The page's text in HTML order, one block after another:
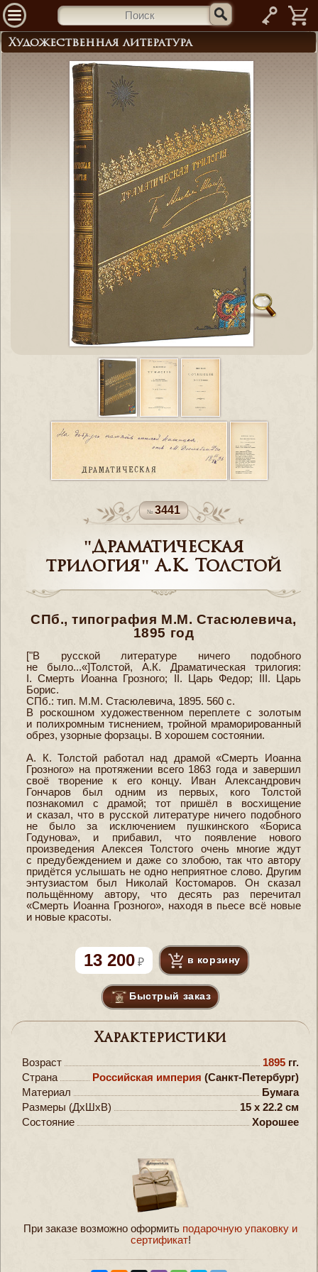
—
Художественная литература
3441
"Драматическая
трилогия" А.К. Толстой
СПб., типография М.М. Стасюлевича,
1895 год
["В русской литературе ничего подобного
не было...«]Толстой, А.К. Драматическая трилогия:
I. Смерть Иоанна Грозного; II. Царь Федор; III. Царь
Борис.
СПб.: тип. М.М. Стасюлевича, 1895. 560 с.
В роскошном художественном переплете с золотым
и полихромным тиснением, тройной мраморированный
обрез, узорные форзацы. В хорошем состоянии.
А. К. Толстой работал над драмой «Смерть Иоанна
Грозного» на протяжении всего 1863 года и завершил
своё творение к его концу. Иван Александрович
Гончаров был одним из первых, кого Толстой
познакомил с драмой; тот пришёл в восхищение
и сказал, что в русской литературе ничего подобного
не было за исключением пушкинского «Бориса
Годунова», и прибавил, что появление нового
произведения Алексея Толстого очень многие ждут
с предубеждением и даже со злобою, так что автору
придётся услышать не одно неприятное слово. Другим
энтузиастом был Николай Костомаров. Он сказал
польщённому автору, что десять раз перечитал
«Смерть Иоанна Грозного», находя в пьесе всё новые
и новые красоты.
13 200 в корзину
Быстрый заказ
Характеристики
Возраст 1895 гг.
Страна
Российская империя (Санкт-Петербург)
Материал
Бумага
Размеры (ДxШxВ)
15 x 22.2 см
Состояние
Хорошее
При заказе возможно оформить подарочную упаковку и
сертификат!